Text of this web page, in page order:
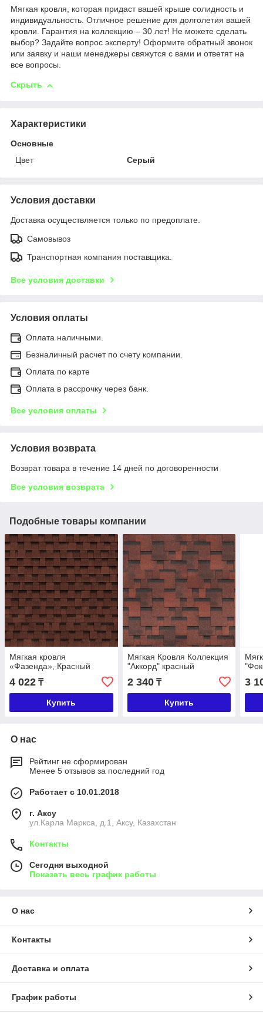
Мягкая кровля, которая придаст вашей крыше солидность и
индивидуальность. Отличное решение для долголетия вашей
кровли. Гарантия на коллекцию – 30 лет! Не можете сделать
выбор? Задайте вопрос эксперту! Оформите обратный звонок
или заявку и наши менеджеры свяжутся с вами и ответят на
все вопросы.
Скрыть
Характеристики
Основные
Цвет
Серый
Условия доставки
Доставка осуществляется только по предоплате.
Самовывоз
Транспортная компания поставщика.
Все условия доставки
Условия оплаты
Оплата наличными.
Безналичный расчет по счету компании.
Оплата по карте
Оплата в рассрочку через банк.
Все условия оплаты
Условия возврата
Возврат товара в течение 14 дней по договоренности
Все условия возврата
Подобные товары компании
Мягкая кровля
«Фазенда», Красный
4 022 ₸
Купить
Мягкая Кровля Коллекция
"Аккорд" красный
2 340₸
Купить
3
О нас
Рейтинг не сформирован
Менее 5 отзывов за последний год
Работает с 10.01.2018
г. Аксу
ул.Карла Маркса, д.1, Аксу, Казахстан
Контакты
Сегодня выходной
Показать весь график работы
О нас
Контакты
Доставка и оплата
График работы